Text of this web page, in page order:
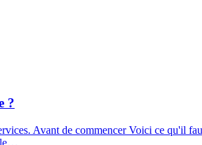
?
Avant de commencer Voici ce qu'il